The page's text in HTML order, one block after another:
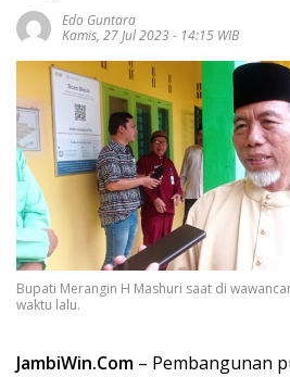
Edo Guntara
Kamis, 27 Jul 2023 - 14:15 WIB
Bupati Merangin H Mashuri saat di
waktu lalu.
JambiWin.Com – Pembangunan